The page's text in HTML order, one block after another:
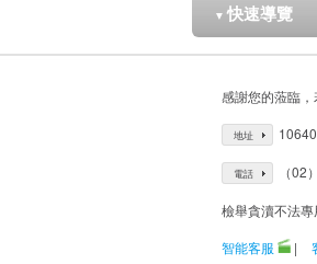
▼ 快速導覽
感謝您的蒞臨
地址
電話 （
檢舉貪瀆不法
智能客服
|